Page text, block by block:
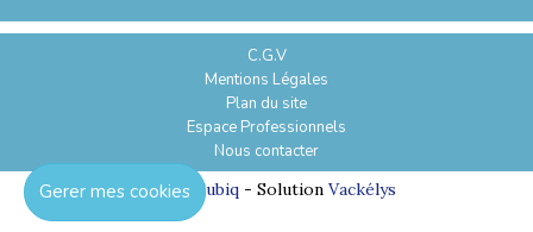
C.G.V
Mentions Légales
Plan du site
Espace Professionnels
Nous contacter
Réalisation
Cubiq- Solution Vackélys
Gerer mes cookies